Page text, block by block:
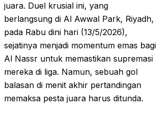
juara. Duel krusial ini, yang
berlangsung di Al Awwal Park, Riyadh,
pada Rabu dini hari (13/5/2026),
sejatinya menjadi momentum emas bagi
Al Nassr untuk memastikan supremasi
mereka di liga. Namun, sebuah gol
balasan di menit akhir pertandingan
memaksa pesta juara harus ditunda.